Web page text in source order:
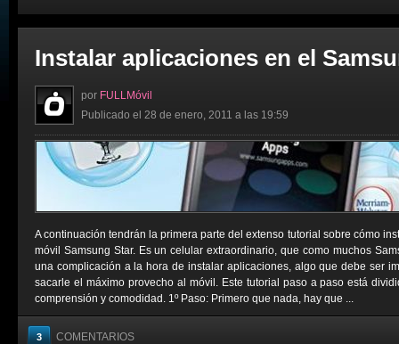
Instalar aplicaciones en el
por FULLMóvil
Publicado el 28 de enero, 2011 a las 19:59
A continuación tendrán la primera parte del extenso tutorial sobre cómo
móvil Samsung Star. Es un celular extraordinario, que como muchos
una complicación a la hora de instalar aplicaciones, algo que debe ser
sacarle el máximo provecho al móvil. Este tutorial paso a paso está
comprensión y comodidad. 1º Paso: Primero que nada, hay que ...
3 COMENTARIOS